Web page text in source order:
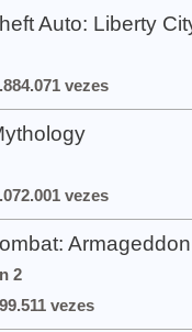
Auto: Liberty
vezes
vezes
Armageddon
2
vezes